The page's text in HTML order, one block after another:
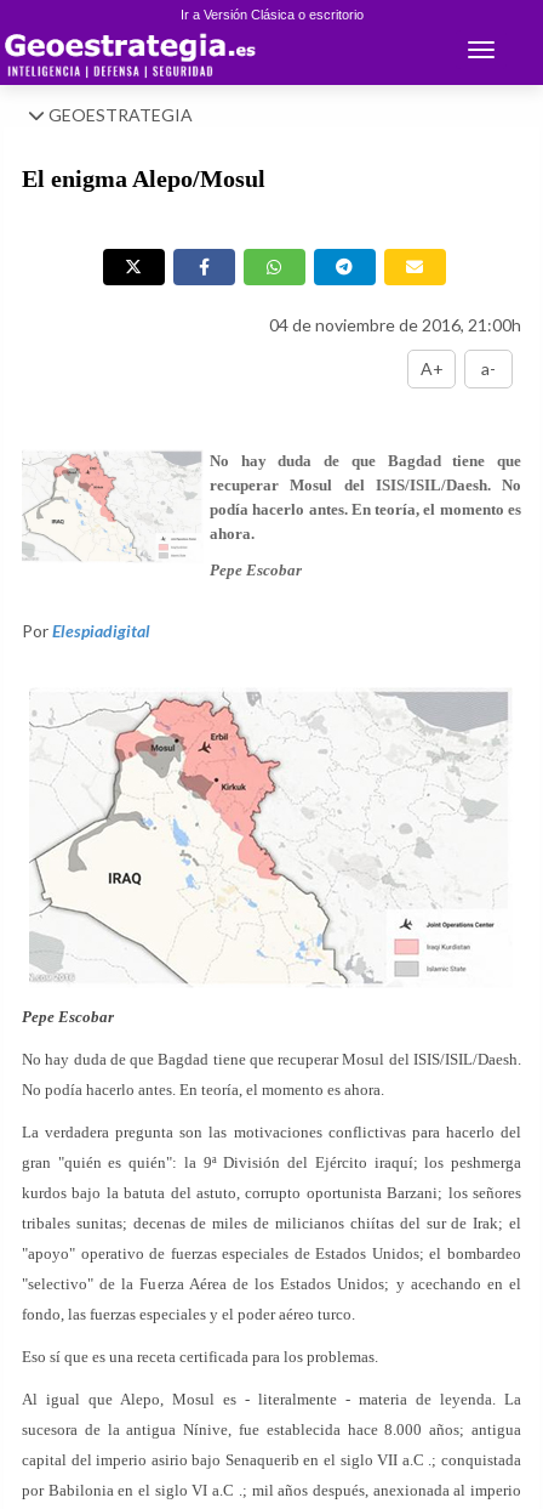
Ir a Versión Clásica o escritorio
Toggle
GEOESTRATEGIA
El enigma Alepo/Mosul
04 de noviembre de 2016, 21:00h
A+ a-
No hay duda de que Bagdad tiene que
recuperar Mosul del ISIS/ISIL/Daesh. No
podía hacerlo antes. En teoría, el momento es
ahora.
Pepe Escobar
PorElespiadigital
Pepe Escobar
No hay duda de que Bagdad tiene que recuperar Mosul del ISIS/ISIL/Daesh.
No podía hacerlo antes. En teoría, el momento es ahora.
La verdadera pregunta son las motivaciones conflictivas para hacerlo del
gran "quién es quién": la 9ª División del Ejército iraquí; los peshmerga
kurdos bajo la batuta del astuto, corrupto oportunista Barzani; los señores
tribales sunitas; decenas de miles de milicianos chiítas del sur de Irak; el
"apoyo" operativo de fuerzas especiales de Estados Unidos; el bombardeo
"selectivo" de la Fuerza Aérea de los Estados Unidos; y acechando en el
fondo, las fuerzas especiales y el poder aéreo turco.
Eso sí que es una receta certificada para los problemas.
Al igual que Alepo, Mosul es - literalmente - materia de leyenda. La
sucesora de la antigua Nínive, fue establecida hace 8.000 años; antigua
capital del imperio asirio bajo Senaquerib en el siglo VII a.C .; conquistada
por Babilonia en el siglo VI a.C .; mil años después, anexionada al imperio